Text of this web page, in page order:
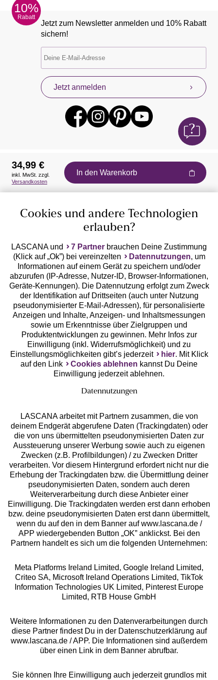
10%
Rabatt
Jetzt zum Newsletter anmelden und 10% Rabatt
sichern!
Jetzt anmelden
Auszeichnungen
Geprüfte Sicherheit
Unsere Apps
Services
Beratung
Über uns
Rechtliches
Alle Preise inkl. MwSt., zzgl.
Versandkosten
** Bonität vorausgesetzt, berechtigt zur Bonitätsprüfung
34,99 €
inkl. MwSt. zzgl.
Versandkosten
In den Warenkorb
Cookies und andere Technologien
erlauben?
LASCANA und 7 Partner brauchen Deine Zustimmung
(Klick auf „Ok”) bei vereinzelten
Datennutzungen, um
Informationen auf einem Gerät zu speichern und/oder
abzurufen (IP-Adresse, Nutzer-ID, Browser-Informationen,
Geräte-Kennungen). Die Datennutzung erfolgt zum Zweck
der Identifikation auf Drittseiten (auch unter Nutzung
pseudonymisierter E-Mail-Adressen), für personalisierte
Anzeigen und Inhalte, Anzeigen- und Inhaltsmessungen
sowie um Erkenntnisse über Zielgruppen und
Produktentwicklungen zu gewinnen. Mehr Infos zur
Einwilligung (inkl. Widerrufsmöglichkeit) und zu
Einstellungsmöglichkeiten gibt’s jederzeit
hier. Mit Klick
auf den Link
Cookies ablehnen kannst Du Deine
Einwilligung jederzeit ablehnen.
Datennutzungen
LASCANA arbeitet mit Partnern zusammen, die von
deinem Endgerät abgerufene Daten (Trackingdaten) oder
die von uns übermittelten pseudonymisierten Daten zur
Aussteuerung unserer Werbung sowie auch zu eigenen
Zwecken (z.B. Profilbildungen) / zu Zwecken Dritter
verarbeiten. Vor diesem Hintergrund erfordert nicht nur die
Erhebung der Trackingdaten bzw. die Übermittlung deiner
pseudonymisierten Daten, sondern auch deren
Weiterverarbeitung durch diese Anbieter einer
Einwilligung. Die Trackingdaten werden erst dann erhoben
bzw. deine pseudonymisierten Daten erst dann übermittelt,
wenn du auf den in dem Banner auf www.lascana.de /
APP wiedergebenden Button „OK” anklickst. Bei den
Partnern handelt es sich um die folgenden Unternehmen:
Meta Platforms Ireland Limited, Google Ireland Limited,
Criteo SA, Microsoft Ireland Operations Limited, TikTok
Information Technologies UK Limited, Pinterest Europe
Limited, RTB House GmbH
Weitere Informationen zu den Datenverarbeitungen durch
diese Partner findest Du in der Datenschutzerklärung auf
www.lascana.de / APP. Die Informationen sind außerdem
über einen Link in dem Banner abrufbar.
Sie können Ihre Einwilligung auch jederzeit grundlos mit